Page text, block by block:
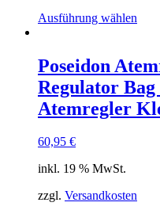
Ausführung wählen
auf.
Die
Poseidon
Regulator
Atemregler
60,95 €
inkl. 19 % MwSt.
zzgl. Versandkosten